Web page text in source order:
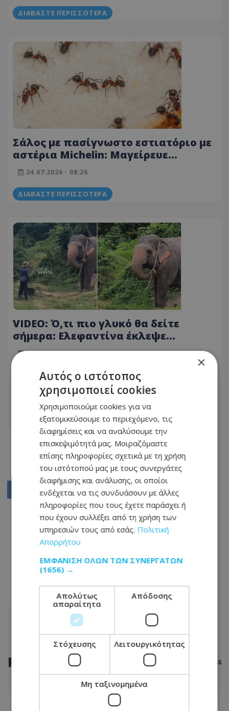
ΔΙΑΒΆΣΤΕ ΠΕΡΙΣΣΌΤΕΡΑ
Σάλος με πασίγνωστο εστιατόριο με
αστέρια Michelin: Μαγείρευε
επιδόρπιο με... μυρμήγκια!
24.07.2026 - 08:26
ΔΙΑΒΆΣΤΕ ΠΕΡΙΣΣΌΤΕΡΑ
VIDEO: Ό,τι πιο γλυκό θα δείτε
σήμερα: Ελεφαντίνα έκλεψε
τσουγκράνα αγρότη για να ξυστεί
23.07.2026 - 14:24
ΔΙΑΒΆΣΤΕ ΠΕΡΙΣΣΌΤΕΡΑ
Αρχική
03
04
06
07
1214
ΡΟΗ ΕΙΔΗΣΕΩΝ
×
Αυτός ο ιστότοπος
χρησιμοποιεί cookies
Χρησιμοποιούμε cookies για να
εξατομικεύσουμε το περιεχόμενο, τις
διαφημίσεις και να αναλύσουμε την
επισκεψιμότητά μας. Μοιραζόμαστε
επίσης πληροφορίες σχετικά με τη χρήση
του ιστότοπού μας με τους συνεργάτες
διαφήμισης και ανάλυσης, οι οποίοι
ενδέχεται να τις συνδυάσουν με άλλες
πληροφορίες που τους έχετε παράσχει ή
που έχουν συλλέξει από τη χρήση των
υπηρεσιών τους από εσάς. Πολιτική
Απορρήτου
ΕΜΦΆΝΙΣΗ ΌΛΩΝ ΤΩΝ ΣΥΝΕΡΓΑΤΏΝ
(1656) →
Απολύτως
απαραίτητα
Απόδοσης
Στόχευσης Λειτουργικότητας
Μη ταξινομημένα